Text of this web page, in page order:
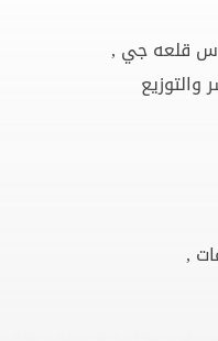
قلعه جي ,
والتوزيع
,